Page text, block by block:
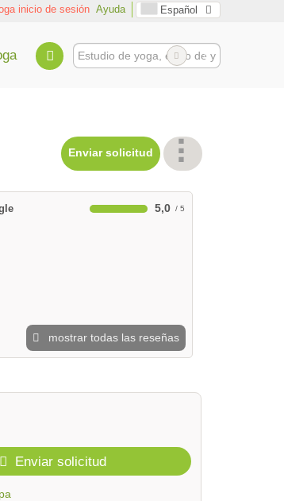
inicio de sesión Ayuda Español
Enviar solicitud
5,0
mostrar todas las reseñas
Enviar solicitud